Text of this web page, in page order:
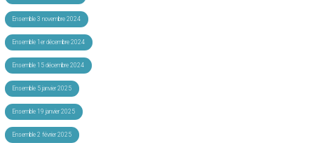
Ensemble 3 novembre 2024
Ensemble 1er décembre 2024
Ensemble 15 décembre 2024
Ensemble 5 janvier 2025
Ensemble 19 janvier 2025
Ensemble 2 février 2025